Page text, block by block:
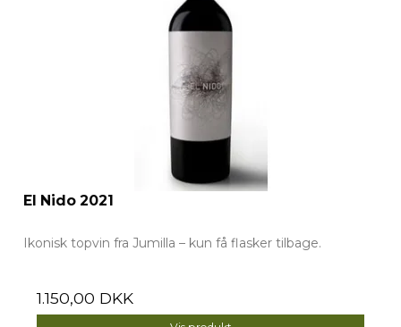
El Nido 2021
Ikonisk topvin fra Jumilla – kun få flasker tilbage.
1.150,00 DKK